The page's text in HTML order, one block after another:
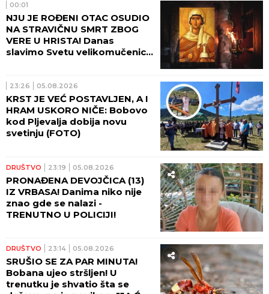
00:01
NJU JE ROĐENI OTAC OSUDIO
NA STRAVIČNU SMRT ZBOG
VERE U HRISTA! Danas
slavimo Svetu velikomučenicu
23:26 05.08.2026
KRST JE VEĆ POSTAVLJEN, A I
HRAM USKORO NIČE: Bobovo
kod Pljevalja dobija novu
svetinju (FOTO)
DRUŠTVO 23:19 05.08.2026
PRONAĐENA DEVOJČICA (13)
IZ VRBASA! Danima niko nije
znao gde se nalazi -
TRENUTNO U POLICIJI!
DRUŠTVO 23:14 05.08.2026
SRUŠIO SE ZA PAR MINUTA!
Bobana ujeo stršljen! U
trenutku je shvatio šta se